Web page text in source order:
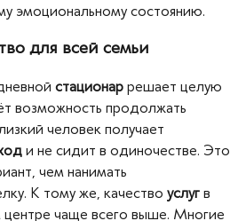
эмоциональному состоянию.
для всей семьи
стационар решает целую
возможность продолжать
человек получает
и не сидит в одиночестве. Это
чем нанимать
К тому же, качество услуг в
центре чаще всего выше. Многие